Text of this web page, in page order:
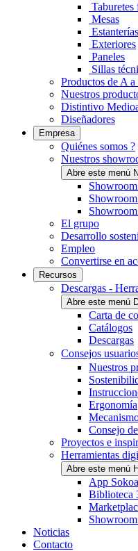
Taburetes
Mesas
Estanterías
Exteriores
Paneles
Sillas
Productos de A a
Nuestros
Distintivo
Diseñadores
Empresa
Quiénes somos ?
Nuestros
Abre este menú
El grupo
Desarrollo
Empleo
Convertirse en
Recursos
Descargas -
Abre este menú
Carta de
Catálogos
Descargas
Consejos
Nuestros
Ergonomía
Consejo
Proyectos e
Herramientas
Abre este menú
App Sokoa
Biblioteca
Noticias
Contacto